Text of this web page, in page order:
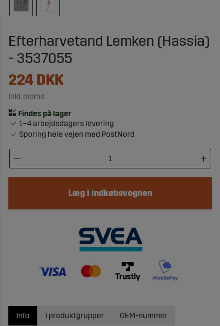
Efterharvetand Lemken (Hassia)
- 3537055
224DKK
Inkl. moms
1–4 arbejdsdagers levering
Sporing hele vejen med PostNord
Læg i indkøbsvognen
Info I produktgrupper OEM-nummer